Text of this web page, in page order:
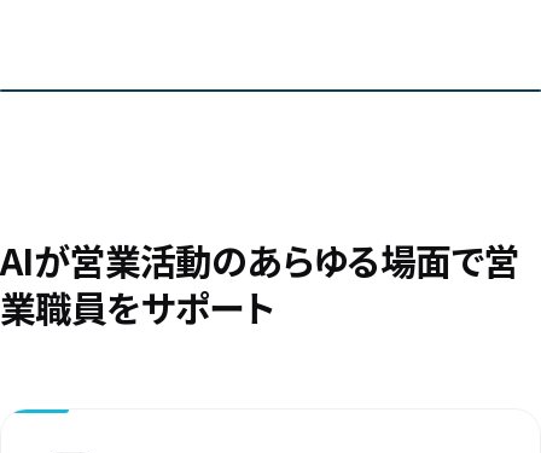
AIが営業活動のあらゆる場面で営
業職員をサポート